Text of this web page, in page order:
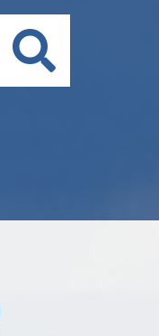
Buscar